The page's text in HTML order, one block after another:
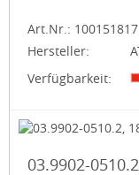
Art.Nr.: 100151817
Hersteller:
Verfügbarkeit:
03.9902-